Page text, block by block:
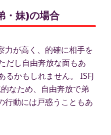
・妹)の場合
力が高く、的確に相手を
だし自由奔放な面もあ
るかもしれません。 ISFJ
なため、自由奔放で弟
行動には戸惑うこともあ